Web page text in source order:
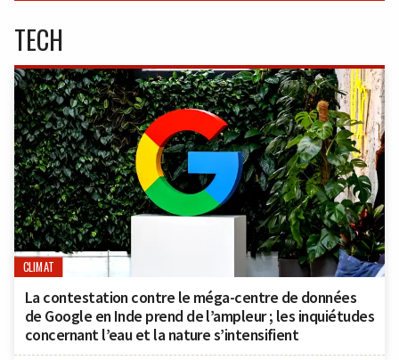
TECH
CLIMAT
La contestation contre le méga-centre de données
de Google en Inde prend de l’ampleur ; les inquiétudes
concernant l’eau et la nature s’intensifient